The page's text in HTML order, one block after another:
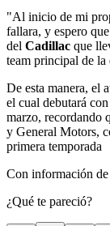
"Al inicio de mi
fallara, y espero
del Cadillac que
team principal de la
De esta manera, el
el cual debutará
marzo, recordando
y General Motors,
primera temporada
Con información
¿Qué te pareció?